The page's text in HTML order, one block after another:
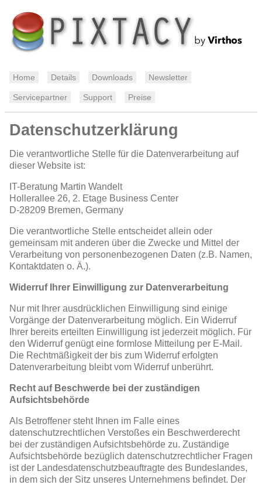
Home Details Downloads Newsletter
Servicepartner Support Preise
Datenschutzerklärung
Die verantwortliche Stelle für die Datenverarbeitung auf
dieser Website ist:
IT-Beratung Martin Wandelt
Hollerallee 26, 2. Etage Business Center
D-28209 Bremen, Germany
Die verantwortliche Stelle entscheidet allein oder
gemeinsam mit anderen über die Zwecke und Mittel der
Verarbeitung von personenbezogenen Daten (z.B. Namen,
Kontaktdaten o. Ä.).
Widerruf Ihrer Einwilligung zur Datenverarbeitung
Nur mit Ihrer ausdrücklichen Einwilligung sind einige
Vorgänge der Datenverarbeitung möglich. Ein Widerruf
Ihrer bereits erteilten Einwilligung ist jederzeit möglich. Für
den Widerruf genügt eine formlose Mitteilung per E-Mail.
Die Rechtmäßigkeit der bis zum Widerruf erfolgten
Datenverarbeitung bleibt vom Widerruf unberührt.
Recht auf Beschwerde bei der zuständigen
Aufsichtsbehörde
Als Betroffener steht Ihnen im Falle eines
datenschutzrechtlichen Verstoßes ein Beschwerderecht
bei der zuständigen Aufsichtsbehörde zu. Zuständige
Aufsichtsbehörde bezüglich datenschutzrechtlicher Fragen
ist der Landesdatenschutzbeauftragte des Bundeslandes,
in dem sich der Sitz unseres Unternehmens befindet. Der